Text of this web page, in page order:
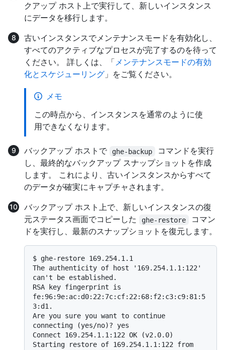
クアップ ホスト上で実行して、新しいインスタンス
にデータを移行します。
古いインスタンスでメンテナンスモードを有効化し、
すべてのアクティブなプロセスが完了するのを待って
ください。 詳しくは、「メンテナンスモードの有効
化とスケジューリング 」をご覧ください。
メモ
この時点から、インスタンスを通常のように使
用できなくなります。
バックアップ ホストで ghe-backup
コマンドを実行
し、最終的なバックアップ スナップショットを作成
します。 これにより、古いインスタンスからすべて
のデータが確実にキャプチャされます。
バックアップ ホスト上で、新しいインスタンスの復
元ステータス画面でコピーした
ghe-restore
コマン
ドを実行し、最新のスナップショットを復元します。
$ ghe-restore 169.254.1.1
The authenticity of host '169.254.1.1:122'
can't be established.
RSA key fingerprint is
fe:96:9e:ac:d0:22:7c:cf:22:68:f2:c3:c9:81:5
3:d1.
Are you sure you want to continue
connecting (yes/no)? yes
Connect 169.254.1.1:122 OK (v2.0.0)
Starting restore of 169.254.1.1:122 from